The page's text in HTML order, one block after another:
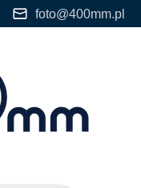
foto@400mm.pl